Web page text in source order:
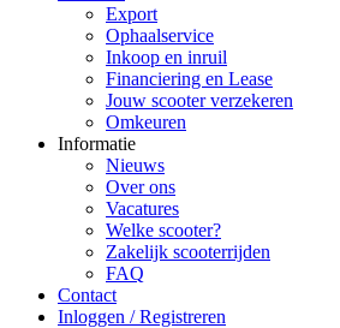
Export
Ophaalservice
Inkoop en inruil
Financiering en Lease
Jouw scooter verzekeren
Omkeuren
Informatie
Nieuws
Over ons
Vacatures
Welke scooter?
Zakelijk scooterrijden
FAQ
Contact
Inloggen / Registreren